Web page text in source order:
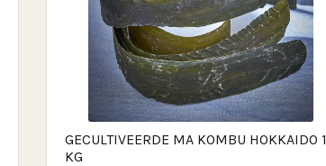
GECULTIVEERDE MA KOMBU HOKKAIDO 1
KG